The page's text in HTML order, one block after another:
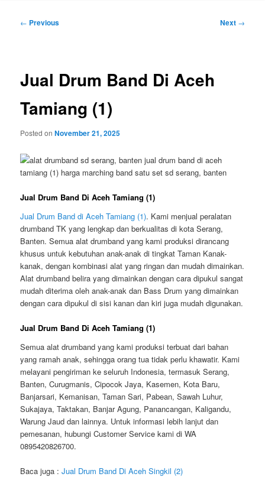
Post
← Previous Next →
Jual Drum Band Di Aceh
Tamiang (1)
Posted onNovember 21, 2025
Jual Drum Band Di Aceh Tamiang (1)
Jual Drum Band di Aceh Tamiang (1). Kami menjual peralatan
drumband TK yang lengkap dan berkualitas di kota Serang,
Banten. Semua alat drumband yang kami produksi dirancang
khusus untuk kebutuhan anak-anak di tingkat Taman Kanak-
kanak, dengan kombinasi alat yang ringan dan mudah dimainkan.
Alat drumband belira yang dimainkan dengan cara dipukul sangat
mudah diterima oleh anak-anak dan Bass Drum yang dimainkan
dengan cara dipukul di sisi kanan dan kiri juga mudah digunakan.
Jual Drum Band Di Aceh Tamiang (1)
Semua alat drumband yang kami produksi terbuat dari bahan
yang ramah anak, sehingga orang tua tidak perlu khawatir. Kami
melayani pengiriman ke seluruh Indonesia, termasuk Serang,
Banten, Curugmanis, Cipocok Jaya, Kasemen, Kota Baru,
Banjarsari, Kemanisan, Taman Sari, Pabean, Sawah Luhur,
Sukajaya, Taktakan, Banjar Agung, Panancangan, Kaligandu,
Warung Jaud dan lainnya. Untuk informasi lebih lanjut dan
pemesanan, hubungi Customer Service kami di WA
0895420826700.
Baca juga :Jual Drum Band Di Aceh Singkil (2)